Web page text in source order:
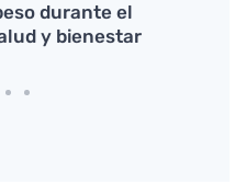
durante el
y bienestar